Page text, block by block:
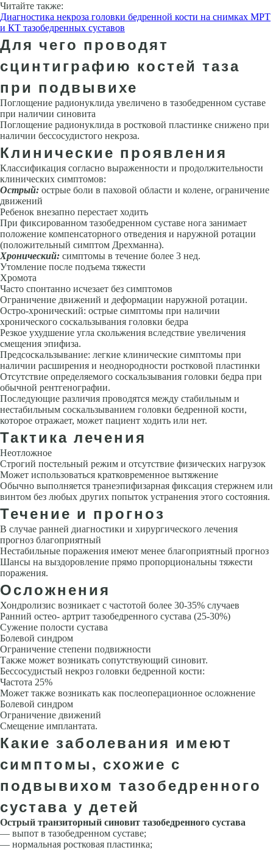
Читайте также:
Диагностика некроза головки бедренной кости на снимках МРТ
и КТ тазобедренных суставов
Для чего проводят
сцинтиграфию костей таза
при подвывихе
Поглощение радионуклида увеличено в тазобедренном суставе
при нали­чии синовита
Поглощение радионуклида в ростковой пластинке сниже­но при
наличии бессосудистого некроза.
Клинические проявления
Классификация согласно выраженности и продолжительности
клиниче­ских симптомов:
Острый: острые боли в паховой области и колене, ограничение
движе­ний
Ребенок внезапно перестает ходить
При фиксированном тазо­бедренном суставе нога занимает
положение компенсаторного отведе­ния и наружной ротации
(положительный симптом Дрехманна).
Хронический: симптомы в течение более 3 нед.
Утомление после подъема тяжести
Хромота
Часто спонтанно исчезает без симпто­мов
Ограничение движений и деформации наружной ротации.
Остро-хронический: острые симптомы при наличии
хронического соскальзывания головки бедра
Резкое ухудшение угла скольжения вследствие увеличения
смещения эпифиза.
Предсоскальзывание: легкие клинические симптомы при
наличии рас­ширения и неоднородности ростковой пластинки
Отсутствие опреде­ляемого соскальзывания головки бедра при
обычной рентгенографии.
Последующие различия проводятся между стабильным и
нестабильным соскальзыванием головки бедренной кости,
которое отражает, может па­циент ходить или нет.
Тактика лечения
Неотложное
Строгий постельный режим и отсутствие физических на­грузок
Может использоваться кратковременное вытяжение
Обычно выполняется транеэпифизарная фиксация стержнем или
винтом без лю­бых других попыток устранения этого состояния.
Течение и прогноз
В случае ранней диагностики и хирургического лечения
прогноз благопри­ятный
Нестабильные поражения имеют менее благоприятный прогноз
Шансы на выздоровление прямо пропорциональны тяжести
поражения.
Осложнения
Хондролизис возникает с частотой более 30-35% случаев
Ранний остео- артрит тазобедренного сустава (25-30%)
Сужение полости сустава
Бо­левой синдром
Ограничение степени подвижности
Также может воз­никать сопутствующий синовит.
Бессосудистый некроз головки бедренной кости:
Частота 25%
Может также возникать как послеоперационное осложнение
Болевой синдром
Ограничение движений
Смещение имплантата.
Какие заболевания имеют
симптомы, схожие с
подвывихом тазобедренного
сустава у детей
Острый транзиторный синовит тазобедренного сустава
— выпот в тазобедренном суставе;
— нормальная ростковая пластинка;